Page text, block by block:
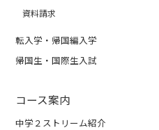
資料請求
転入学・帰国編入学
帰国生・国際生入試
コース案内
中学２ストリーム紹介